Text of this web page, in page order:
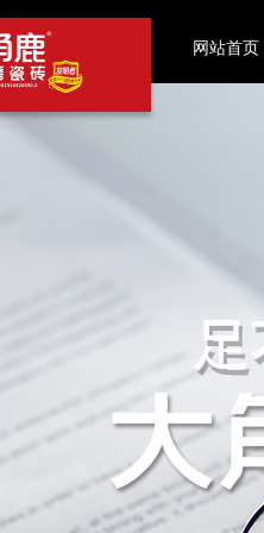
网站首页